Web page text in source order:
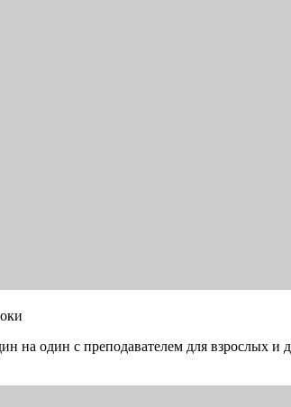
на один с преподавателем для взрослых и